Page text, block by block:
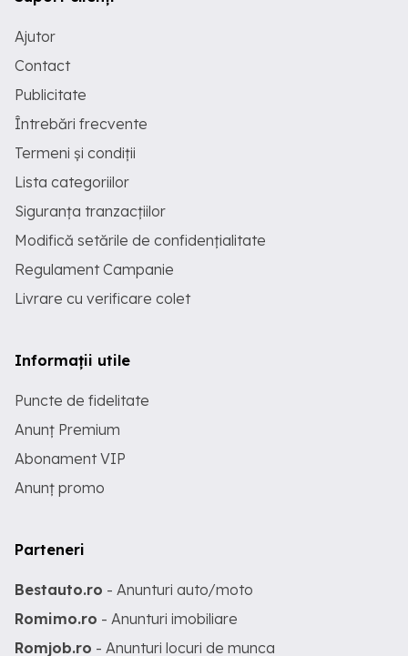
Ajutor
Contact
Publicitate
Întrebări frecvente
Termeni și condiții
Lista categoriilor
Siguranța tranzacțiilor
Modifică setările de confidențialitate
Regulament Campanie
Livrare cu verificare colet
Informații utile
Puncte de fidelitate
Anunț Premium
Abonament VIP
Anunț promo
Parteneri
Bestauto.ro - Anunturi auto/moto
Romimo.ro - Anunturi imobiliare
Romjob.ro - Anunturi locuri de munca